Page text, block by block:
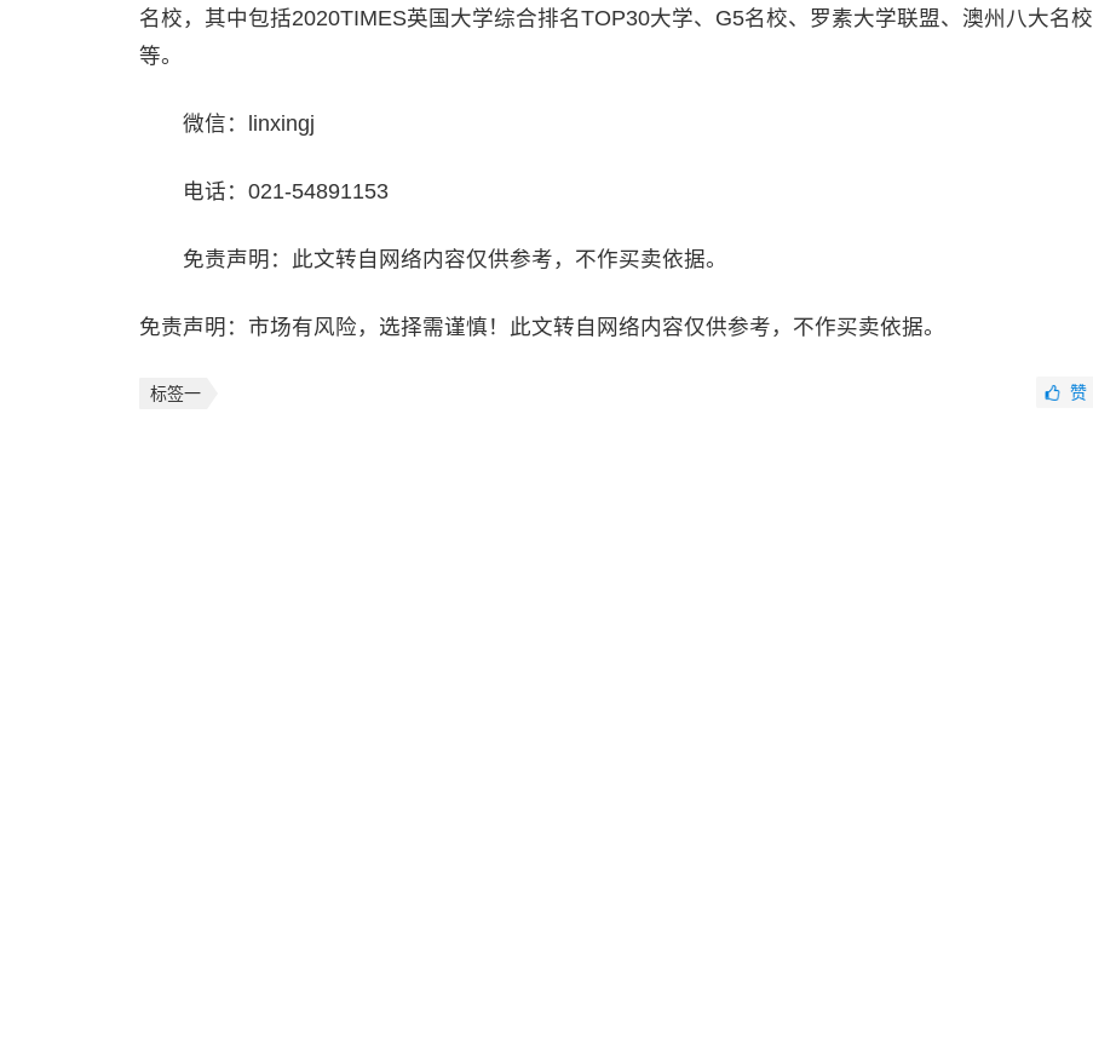
名校，其中包括2020TIMES英国大学综合排名TOP30大学、G5名校、罗素大学联盟、澳州八大名校
等。
微信：linxingj
电话：021-54891153
免责声明：此文转自网络内容仅供参考，不作买卖依据。
免责声明：市场有风险，选择需谨慎！此文转自网络内容仅供参考，不作买卖依据。
标签一 赞